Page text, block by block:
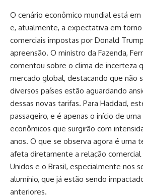
O cenário econômico mundial está
e, atualmente, a expectativa em torno
comerciais impostas por Donald
apreensão. O ministro da Fazenda,
comentou sobre o clima de incerteza
mercado global, destacando que não
diversos países estão aguardando
dessas novas tarifas. Para Haddad,
passageiro, e é apenas o início de
econômicos que surgirão com
anos. O que se observa agora é uma
afeta diretamente a relação comercial
Unidos e o Brasil, especialmente nos
alumínio, que já estão sendo
anteriores.